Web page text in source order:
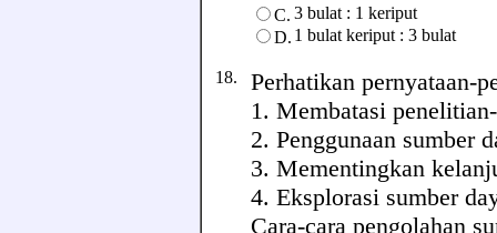
C. 3 bulat : 1 keriput
D. 1 bulat keriput : 3 bulat
18. Perhatikan pernyataan-
1. Membatasi
2. Penggunaan sumber
3. Mementingkan
4. Eksplorasi sumber
Cara-cara pengolahan